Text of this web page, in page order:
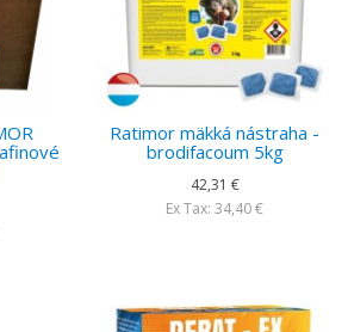
Ratimor mäkká nástraha -
brodifacoum 5kg
42,31 €
Ex Tax: 34,40 €